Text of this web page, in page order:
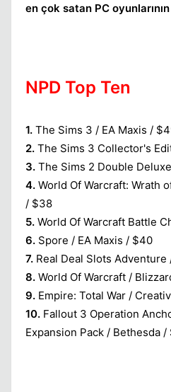
en çok satan PC
NPD Top Ten
1. The Sims 3 / EA Maxis /
2. The Sims 3 Collector's
3. The Sims 2 Double
4. World Of Warcraft: Wrath
/ $38
5. World Of Warcraft Battle
6. Spore / EA Maxis / $40
7. Real Deal Slots Adventure
8. World Of Warcraft /
9. Empire: Total War /
10. Fallout 3 Operation
Expansion Pack / Bethesda /